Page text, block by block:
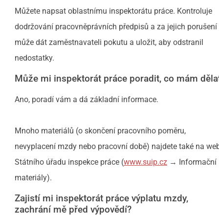
Můžete napsat oblastnímu inspektorátu práce. Kontroluje
dodržování pracovněprávních předpisů a za jejich porušení
může dát zaměstnavateli pokutu a uložit, aby odstranil
nedostatky.
Může mi inspektorát práce poradit, co mám
Ano, poradí vám a dá základní informace.
Mnoho materiálů (o skončení pracovního poměru,
nevyplacení mzdy nebo pracovní době) najdete také na
Státního úřadu inspekce práce (www.suip.cz → Informační
materiály).
Zajistí mi inspektorát práce výplatu mzdy,
zachrání mě před výpovědí?